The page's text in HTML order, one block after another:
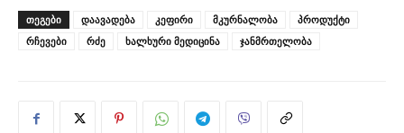
ᲗᲔᲒᲔᲑᲘ დაავადება კეფირი მკურნალობა
პროდუქტი
რჩევები
რძე ხალხური მედიცინა ჯანმრთელობა